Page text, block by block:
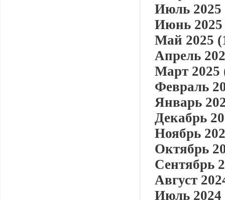
Июль 2025
Июнь 2025
Май 2025
Апрель
Март 2025
Февраль
Январь
Декабрь
Ноябрь
Октябрь
Сентябрь
Август
Июль 2024